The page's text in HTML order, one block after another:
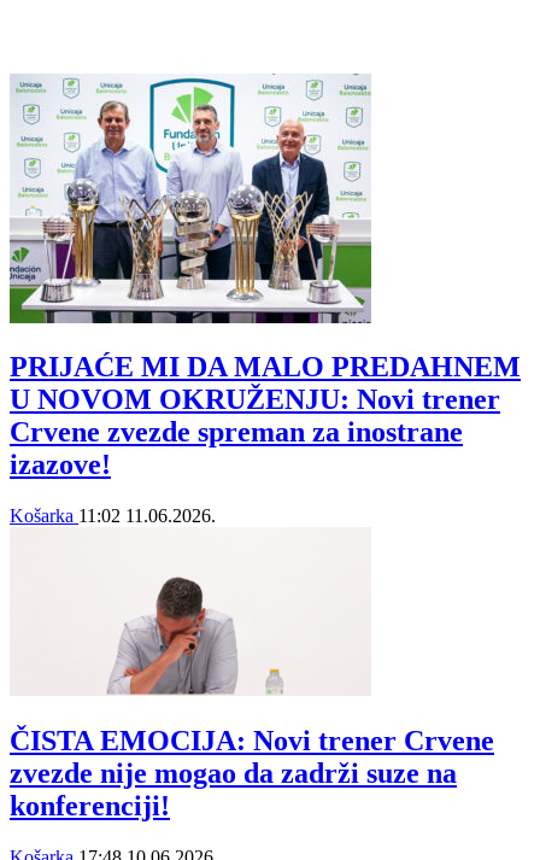
PRIJAĆE MI DA MALO PREDAHNEM
U NOVOM OKRUŽENJU: Novi trener
Crvene zvezde spreman za inostrane
izazove!
Košarka 11:02 11.06.2026.
ČISTA EMOCIJA: Novi trener Crvene
zvezde nije mogao da zadrži suze na
konferenciji!